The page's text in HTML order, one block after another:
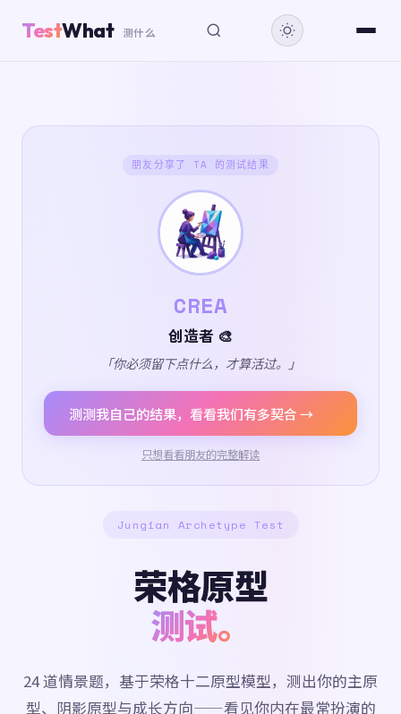
TestWhat 测什么
朋友分享了 TA 的测试结果
CREA
创造者 🎨
「你必须留下点什么，才算活过。」
测测我自己的结果，看看我们有多契合 →
只想看看朋友的完整解读
Jungian Archetype Test
荣格原型
测试。
24 道情景题，基于荣格十二原型模型，测出你的主原
型、阴影原型与成长方向——看见你内在最常扮演的